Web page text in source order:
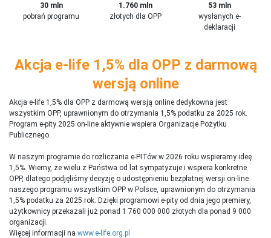
30 mln
pobrań programu
1.760 mln
złotych dla OPP
53 mln
wysłanych e-
deklaracji
Akcja e-life 1,5% dla OPP z darmową
wersją online
Akcja e-life 1,5% dla OPP z darmową wersją online dedykowna jest
wszystkim OPP, uprawnionym do otrzymania 1,5% podatku za 2025 rok.
Program e-pity 2025 on-line aktywnie wspiera Organizacje Pożytku
Publicznego.
W naszym programie do rozliczania e-PITów w 2026 roku wspieramy ideę
1,5%. Wiemy, że wielu z Państwa od lat sympatyzuje i wspiera konkretne
OPP, dlatego podjęliśmy decyzję o udostępnieniu bezpłatnej wersji on-line
naszego programu wszystkim OPP w Polsce, uprawnionym do otrzymania
1,5% podatku za 2025 rok. Dzięki programowi e-pity od dnia jego premiery,
użytkownicy przekazali już ponad 1 760 000 000 złotych dla ponad 9 000
organizacji.
Więcej informacji na www.e-life.org.pl